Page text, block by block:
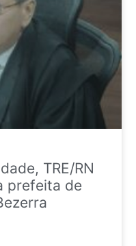
TRE/RN
prefeita de